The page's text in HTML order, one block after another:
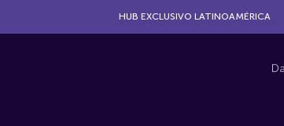
HUB EXCLUSIVO LATINOAMÉRICA